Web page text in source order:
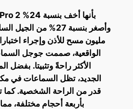
مليون مسح للأذن وإجراء
الواقعية، صممت جوجل
الأكثر راحةً وتثبيتا. بفضل
الجديد، تظل السماعات في
قدر من الراحة الشخصية. كما
بأربعة أحجام مختلفة،